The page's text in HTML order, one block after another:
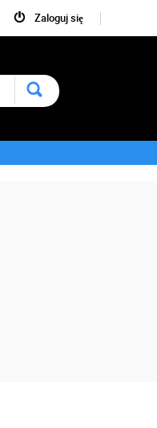
Zaloguj się